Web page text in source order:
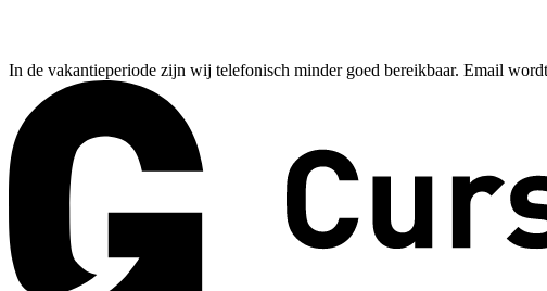
In de vakantieperiode zijn wij telefonisch minder goed bereikbaar. Email